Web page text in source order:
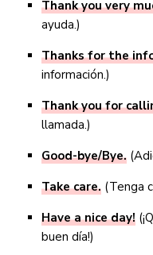
Thank you very
ayuda.)
Thanks for the
información.)
Thank you for
llamada.)
Good-bye/Bye.
Take care. (Tenga
Have a nice day!
buen día!)